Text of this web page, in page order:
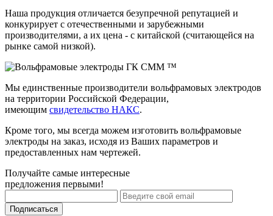
Наша продукция отличается безупречной репутацией и
конкурирует с отечественными и зарубежными
производителями, а их цена - с китайской (считающейся на
рынке самой низкой).
Мы единственные производители вольфрамовых электродов
на территории Российской Федерации,
имеющим свидетельство НАКС.
Кроме того, мы всегда можем изготовить вольфрамовые
электроды на заказ, исходя из Ваших параметров и
предоставленных нам чертежей.
Получайте самые интересные
предложения первыми!
Подписаться